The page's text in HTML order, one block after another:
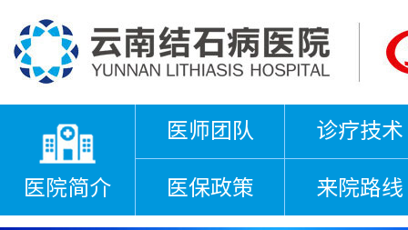
医院简介
医师团队 诊疗技术
医保政策 来院路线